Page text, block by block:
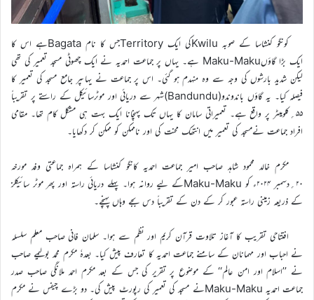
کونگو کنشاسا کے صوبہ Kwiluکی ایک Territoryجس کا نام Bagataہے اس کا
ایک بڑا گاؤںMaku-Maku ہے۔ یہاں پر جماعت احمدیہ نے ایک چھوٹی مسجد تعمیر کی تھی
لیکن شدید بارشوں کی وجہ سے وہ منہدم ہو گئی۔ اس پر جماعت نے یہاںپر جامع مسجد کی تعمیر کا
فیصلہ کیا۔ یہ گاؤں باندوندو(Bandundu)شہر سے دریائی اور موٹرسائیکل کے راستے پر تقریباً
۵۵؍کلومیٹر پر واقع ہے۔ تعمیراتی سامان کا یہاں تک پہنچانا ایک بہت ہی مشکل کام تھا۔ مقامی
افراد جماعت نےمسجد کی تعمیر میں انتھک محنت کی اور ناممکن کو ممکن کر دکھایا۔
مکرم خالد محمود شاہد صاحب امیر جماعت احمدیہ کانگو کنشاسا کے ہمراہ جماعتی وفد مورخہ
۲۰؍دسمبر ۲۰۲۴ء کو Maku-Makuکے لیے روانہ ہوا۔ پہلے دریائی راستہ اور پھر موٹر سائیکلز
کے ذریعہ زمینی راستہ عبور کر کے دن کے تقریباً دس بجے وہاں پہنچے۔
افتتاحی تقریب کا آغاز تلاوت قرآن کریم اور نظم سے ہوا۔ سلمان فانی صاحب معلم سلسلہ
نے احباب اور مہمانان کے سامنے جماعت احمدیہ کا تعارف پیش کیا۔ بعدہٗ مکرم محمد بولیمے صاحب
نے ’’اسلام اور امن عالم‘‘ کے موضوع پر تقریر کی جس کے بعد مکرم احمد ملانگی صاحب صدر
جماعت احمدیہ Maku-Makuنے مسجد کی تعمیر کی رپورٹ پیش کی۔ دو بڑے چیفس نے مکرم